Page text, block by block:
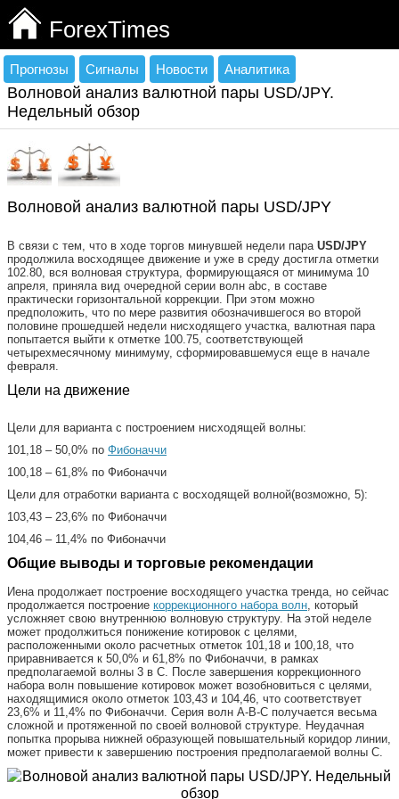
ForexTimes
Прогнозы Сигналы Новости Аналитика
Волновой анализ валютной пары USD/JPY.
Недельный обзор
Волновой анализ валютной пары USD/JPY
В связи с тем, что в ходе торгов минувшей недели пара USD/JPY
продолжила восходящее движение и уже в среду достигла отметки
102.80, вся волновая структура, формирующаяся от минимума 10
апреля, приняла вид очередной серии волн abc, в составе
практически горизонтальной коррекции. При этом можно
предположить, что по мере развития обозначившегося во второй
половине прошедшей недели нисходящего участка, валютная пара
попытается выйти к отметке 100.75, соответствующей
четырехмесячному минимуму, сформировавшемуся еще в начале
февраля.
Цели на движение
Цели для варианта с построением нисходящей волны:
101,18 – 50,0% по Фибоначчи
100,18 – 61,8% по Фибоначчи
Цели для отработки варианта с восходящей волной(возможно, 5):
103,43 – 23,6% по Фибоначчи
104,46 – 11,4% по Фибоначчи
Общие выводы и торговые рекомендации
Иена продолжает построение восходящего участка тренда, но сейчас
продолжается построение коррекционного набора волн, который
усложняет свою внутреннюю волновую структуру. На этой неделе
может продолжиться понижение котировок с целями,
расположенными около расчетных отметок 101,18 и 100,18, что
приравнивается к 50,0% и 61,8% по Фибоначчи, в рамках
предполагаемой волны 3 в С. После завершения коррекционного
набора волн повышение котировок может возобновиться с целями,
находящимися около отметок 103,43 и 104,46, что соответствует
23,6% и 11,4% по Фибоначчи. Серия волн A-B-C получается весьма
сложной и протяженной по своей волновой структуре. Неудачная
попытка прорыва нижней образующей повышательный коридор линии,
может привести к завершению построения предполагаемой волны С.